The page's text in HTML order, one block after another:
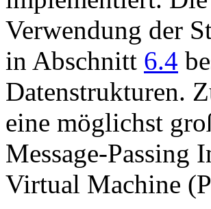
Verwendung der
in Abschnitt 6.4
Datenstrukturen.
eine möglichst
Message-Passing
Virtual Machine